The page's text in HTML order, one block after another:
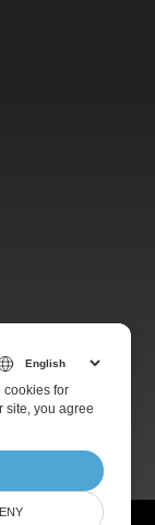
cookies for
site, you agree